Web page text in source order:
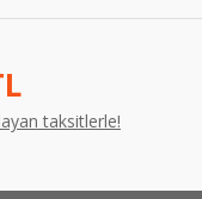
taksitlerle!